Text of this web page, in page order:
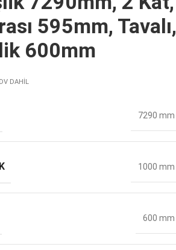
595mm, Tavalı,
600mm
DAHİL
7290 mm
1000 mm
600 mm